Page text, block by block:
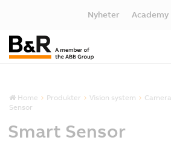
Nyheter Academy
Home Produkter Vision system Camera
Sensor
Smart Sensor